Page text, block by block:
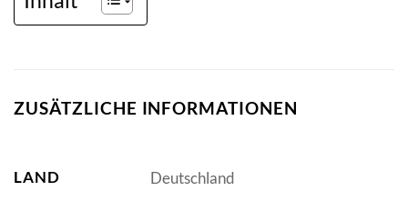
ZUSÄTZLICHE INFORMATIONEN
LAND Deutschland